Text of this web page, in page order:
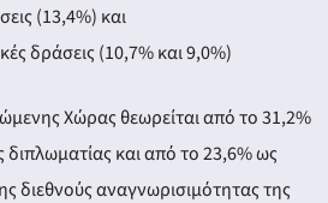
(13,4%) και
δράσεις (10,7% και 9,0%)
Χώρας θεωρείται από το 31,2%
διπλωματίας και από το 23,6% ως
διεθνούς αναγνωρισιμότητας της